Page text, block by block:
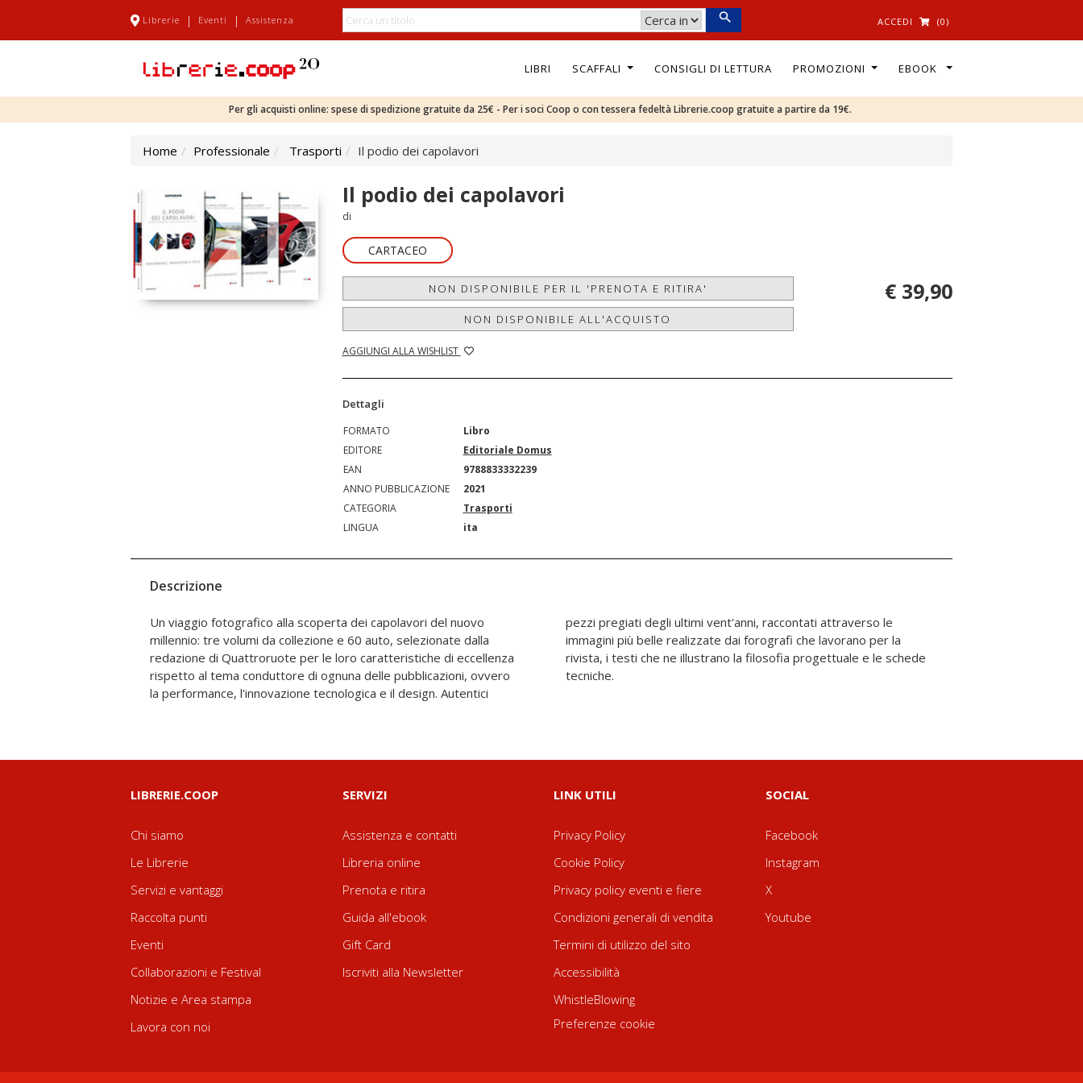
Librerie | Eventi | Assistenza ACCEDI (0)
LIBRI SCAFFALI CONSIGLI DI LETTURA PROMOZIONI EBOOK
Per gli acquisti online: spese di spedizione gratuite da 25€ - Per i soci Coop o con tessera fedeltà Librerie.coop gratuite a partire da 19€.
Home Professionale Trasporti Il podio dei capolavori
Il podio dei capolavori
di
CARTACEO
NON DISPONIBILE PER IL 'PRENOTA E RITIRA'
NON DISPONIBILE ALL'ACQUISTO
AGGIUNGI ALLA WISHLIST
€ 39,90
Dettagli
FORMATO
Libro
EDITORE
Editoriale Domus
EAN
9788833332239
ANNO PUBBLICAZIONE
2021
CATEGORIA
Trasporti
LINGUA
ita
Descrizione
Un viaggio fotografico alla scoperta dei capolavori del nuovo
millennio: tre volumi da collezione e 60 auto, selezionate dalla
redazione di Quattroruote per le loro caratteristiche di eccellenza
rispetto al tema conduttore di ognuna delle pubblicazioni, ovvero
la performance, l'innovazione tecnologica e il design. Autentici
pezzi pregiati degli ultimi vent'anni, raccontati attraverso le
immagini più belle realizzate dai forografi che lavorano per la
rivista, i testi che ne illustrano la filosofia progettuale e le schede
tecniche.
LIBRERIE.COOP
Chi siamo
Le Librerie
Servizi e vantaggi
Raccolta punti
Eventi
Collaborazioni e Festival
Notizie e Area stampa
Lavora con noi
SERVIZI
Assistenza e contatti
Libreria online
Prenota e ritira
Guida all'ebook
Gift Card
Iscriviti alla Newsletter
LINK UTILI
Privacy Policy
Cookie Policy
Privacy policy eventi e fiere
Condizioni generali di vendita
Termini di utilizzo del sito
Accessibilità
WhistleBlowing
Preferenze cookie
SOCIAL
Facebook
Instagram
X
Youtube